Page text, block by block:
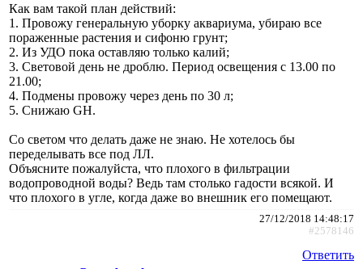
Как вам такой план действий:
1. Провожу генеральную уборку аквариума, убираю все
пораженные растения и сифоню грунт;
2. Из УДО пока оставляю только калий;
3. Световой день не дроблю. Период освещения с 13.00 по
21.00;
4. Подмены провожу через день по 30 л;
5. Снижаю GH.
Со светом что делать даже не знаю. Не хотелось бы
переделывать все под ЛЛ.
Объясните пожалуйста, что плохого в фильтрации
водопроводной воды? Ведь там столько гадости всякой. И
что плохого в угле, когда даже во внешник его помещают.
27/12/2018 14:48:17
#2578146
Ответить